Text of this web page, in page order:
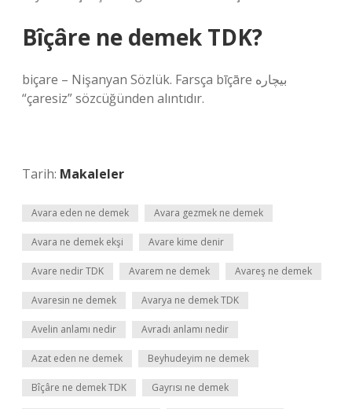
Bîçâre ne demek TDK?
biçare – Nişanyan Sözlük. Farsça bīçāre بیچاره
“çaresiz” sözcüğünden alıntıdır.
Tarih: Makaleler
Avara eden ne demek Avara gezmek ne demek
Avara ne demek ekşi Avare kime denir
Avare nedir TDK Avarem ne demek Avareş ne demek
Avaresin ne demek Avarya ne demek TDK
Avelin anlamı nedir Avradı anlamı nedir
Azat eden ne demek Beyhudeyim ne demek
Bîçâre ne demek TDK Gayrısı ne demek